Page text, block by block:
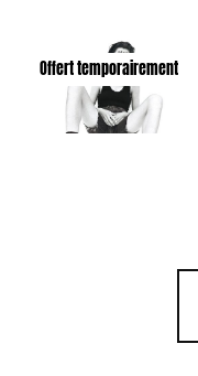
Offert temporairement